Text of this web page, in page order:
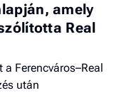
amely
Real
Ferencváros–Real
után